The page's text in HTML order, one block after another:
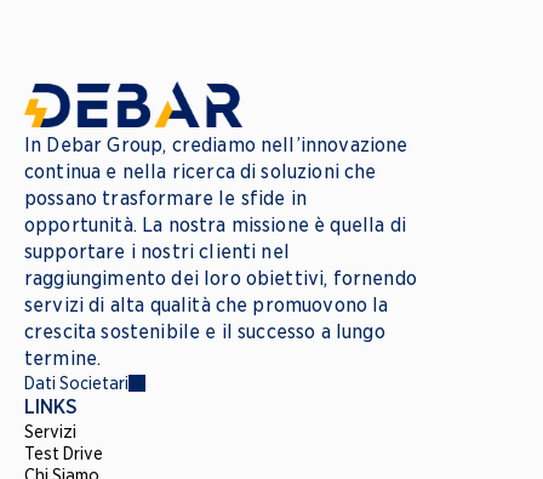
In Debar Group, crediamo nell’innovazione
continua e nella ricerca di soluzioni che
possano trasformare le sfide in
opportunità. La nostra missione è quella di
supportare i nostri clienti nel
raggiungimento dei loro obiettivi, fornendo
servizi di alta qualità che promuovono la
crescita sostenibile e il successo a lungo
termine.
Dati Societari
LINKS
Servizi
Test Drive